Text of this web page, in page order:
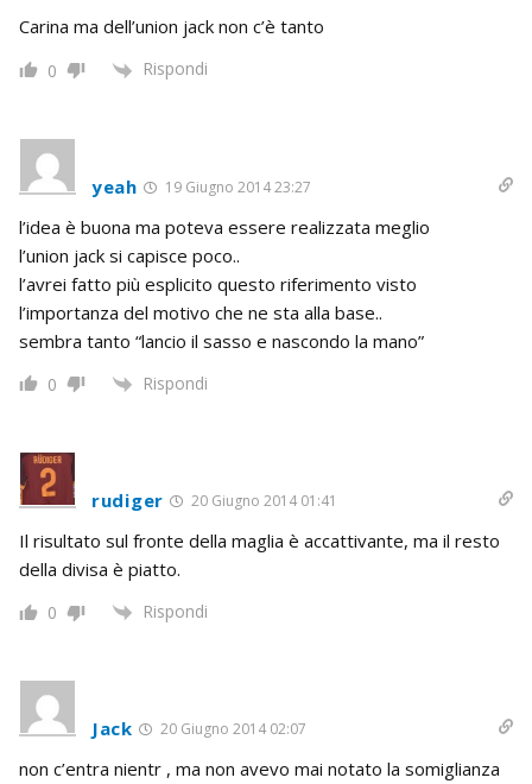
Carina ma dell’union jack non c’è tanto
0 Rispondi
yeah 19 Giugno 2014 23:27
l’idea è buona ma poteva essere realizzata meglio
l’union jack si capisce poco..
l’avrei fatto più esplicito questo riferimento visto
l’importanza del motivo che ne sta alla base..
sembra tanto “lancio il sasso e nascondo la mano”
0 Rispondi
rudiger 20 Giugno 2014 01:41
Il risultato sul fronte della maglia è accattivante, ma il resto
della divisa è piatto.
0 Rispondi
Jack 20 Giugno 2014 02:07
non c’entra nientr , ma non avevo mai notato la somiglianza